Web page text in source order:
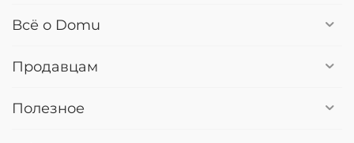
Всё о Domu
Продавцам
Полезное